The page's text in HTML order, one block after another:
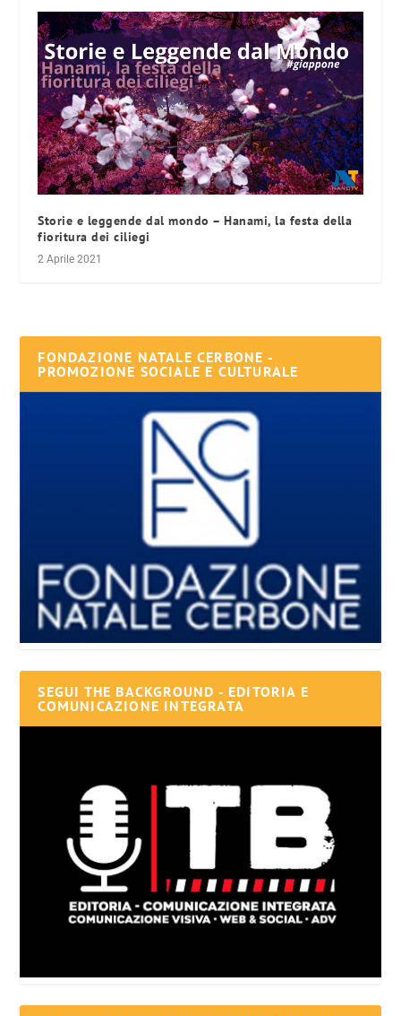
Storie e leggende dal mondo – Hanami, la festa della
fioritura dei ciliegi
2 Aprile 2021
FONDAZIONE NATALE CERBONE -
PROMOZIONE SOCIALE E CULTURALE
SEGUI THE BACKGROUND - EDITORIA E
COMUNICAZIONE INTEGRATA